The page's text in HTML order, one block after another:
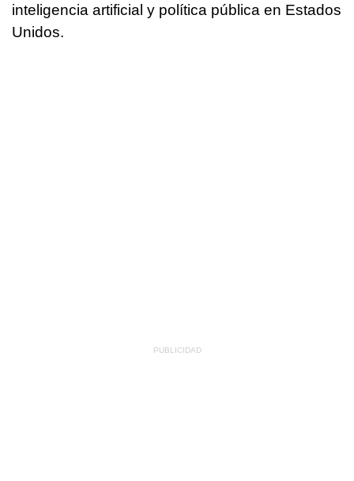
inteligencia artificial y política pública en Estados
Unidos.